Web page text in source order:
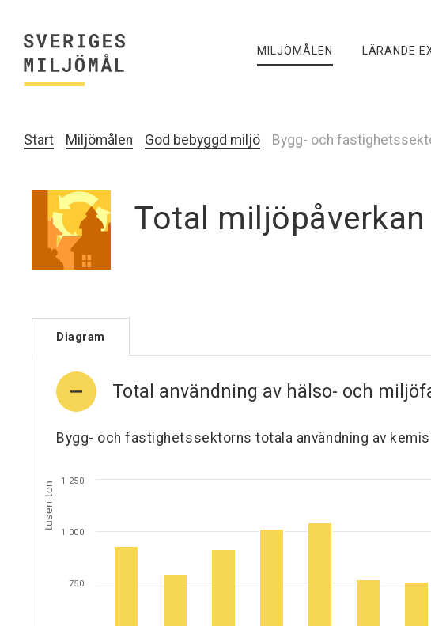
MILJÖMÅLEN LÄRANDE
Start Miljömålen God bebyggd miljö Bygg- och
Total
Diagram
Total användning av hälso- och
Bygg- och fastighetssektorns totala användning av
750
1 000
1 250
tusen ton